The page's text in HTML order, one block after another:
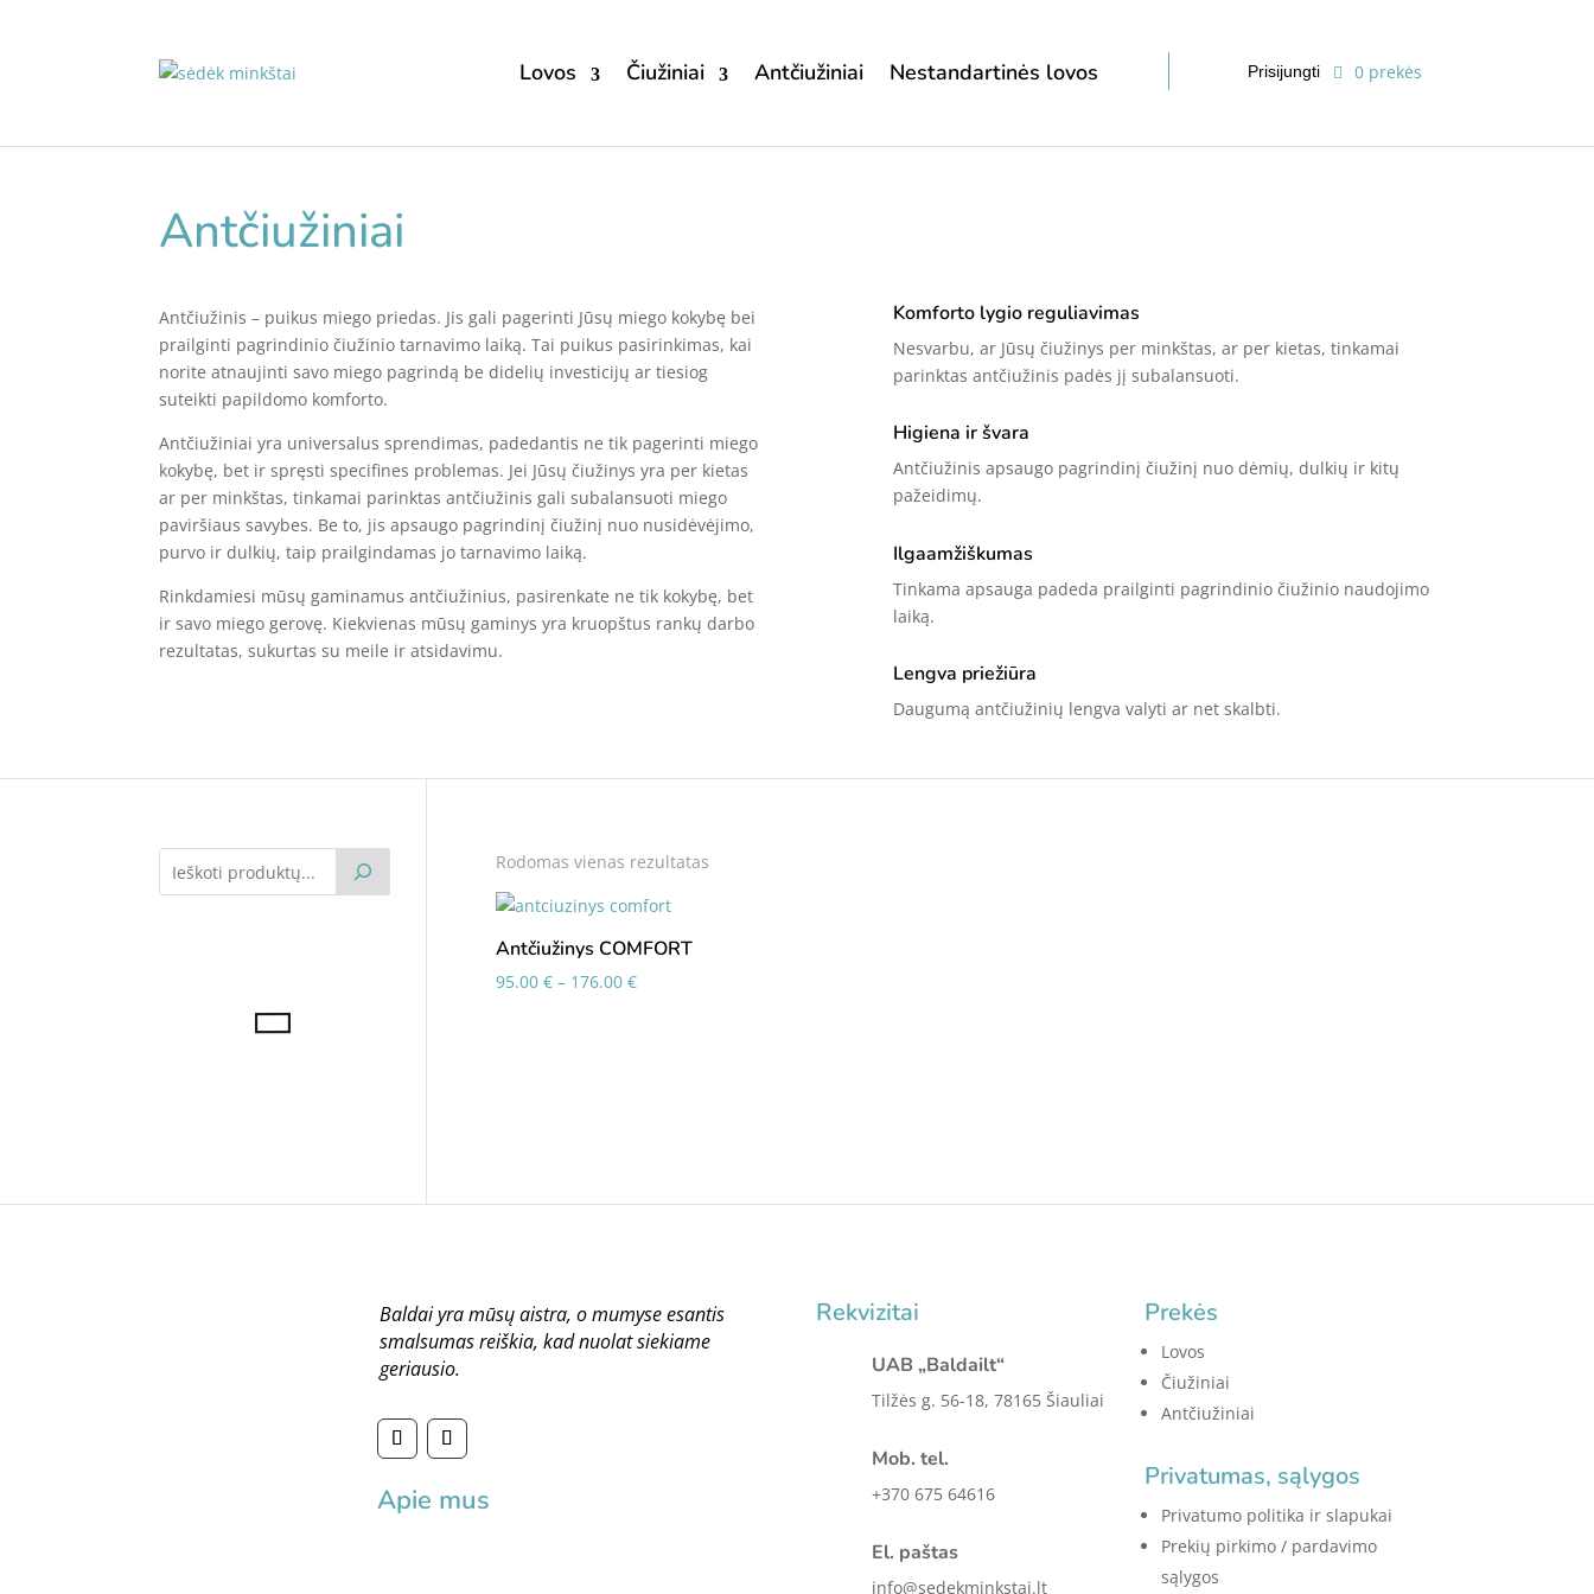
Lovos Čiužiniai Antčiužiniai Nestandartinės lovos Prisijungti 0 prekės
Antčiužiniai
Antčiužinis – puikus miego priedas. Jis gali pagerinti Jūsų miego kokybę bei
prailginti pagrindinio čiužinio tarnavimo laiką. Tai puikus pasirinkimas, kai
norite atnaujinti savo miego pagrindą be didelių investicijų ar tiesiog
suteikti papildomo komforto.
Antčiužiniai yra universalus sprendimas, padedantis ne tik pagerinti miego
kokybę, bet ir spręsti specifines problemas. Jei Jūsų čiužinys yra per kietas
ar per minkštas, tinkamai parinktas antčiužinis gali subalansuoti miego
paviršiaus savybes. Be to, jis apsaugo pagrindinį čiužinį nuo nusidėvėjimo,
purvo ir dulkių, taip prailgindamas jo tarnavimo laiką.
Rinkdamiesi mūsų gaminamus antčiužinius, pasirenkate ne tik kokybę, bet
ir savo miego gerovę. Kiekvienas mūsų gaminys yra kruopštus rankų darbo
rezultatas, sukurtas su meile ir atsidavimu.
Komforto lygio reguliavimas
Nesvarbu, ar Jūsų čiužinys per minkštas, ar per kietas, tinkamai
parinktas antčiužinis padės jį subalansuoti.
Higiena ir švara
Antčiužinis apsaugo pagrindinį čiužinį nuo dėmių, dulkių ir kitų
pažeidimų.
Ilgaamžiškumas
Tinkama apsauga padeda prailginti pagrindinio čiužinio naudojimo
laiką.
Lengva priežiūra
Daugumą antčiužinių lengva valyti ar net skalbti.
Rodomas vienas rezultatas
Antčiužinys COMFORT
95.00 € – 176.00 €Price
Baldai yra mūsų aistra, o mumyse esantis
smalsumas reiškia, kad nuolat siekiame
geriausio.
Apie mus
Rekvizitai
UAB „Baldailt“
Tilžės g. 56-18, 78165 Šiauliai
Mob. tel.
+370 675 64616
El. paštas
info@sedekminkstai.lt
Prekės
Lovos
Čiužiniai
Antčiužiniai
Privatumas, sąlygos
Privatumo politika ir slapukai
Prekių pirkimo / pardavimo
sąlygos